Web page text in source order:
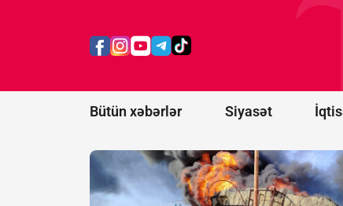
Bütün xəbərlər Siyasət
rayonunda
FOTO/VİDEO